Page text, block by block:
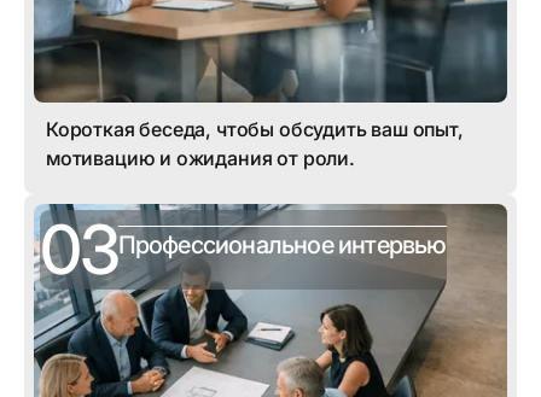
Короткая беседа, чтобы обсудить ваш опыт,
мотивацию и ожидания от роли.
03Профессиональное интервью